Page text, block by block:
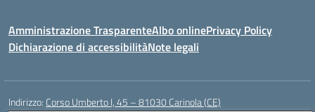
Amministrazione TrasparenteAlbo onlinePrivacy Policy
Dichiarazione di accessibilitàNote legali
Indirizzo: Corso Umberto I, 45 – 81030 Carinola (CE)